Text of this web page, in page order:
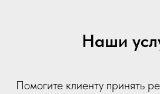
Наши
Помогите клиенту принять